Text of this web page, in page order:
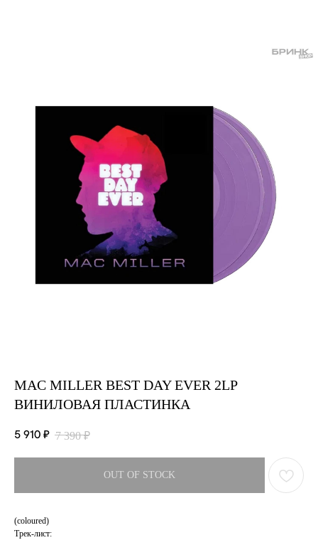
MAC MILLER BEST DAY EVER 2LP
ВИНИЛОВАЯ ПЛАСТИНКА
5 910 ₽ 7 390 ₽
OUT OF STOCK
(coloured)
Трек-лист: